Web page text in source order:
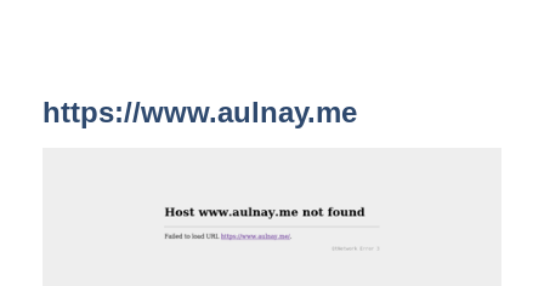
https://www.aulnay.me